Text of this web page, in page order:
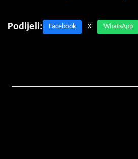
Podijeli: Facebook X WhatsApp